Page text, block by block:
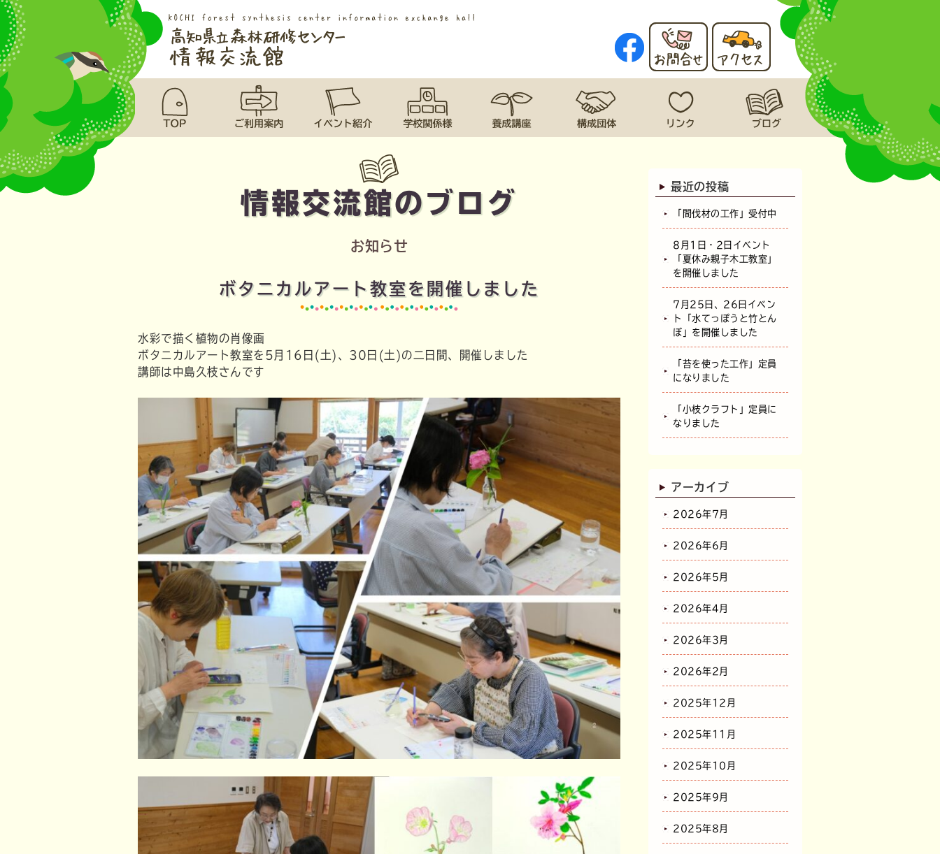
情報交流館のブログ
お知らせ
ボタニカルアート教室を開催しました
水彩で描く植物の肖像画
ボタニカルアート教室を5月16日(土)、30日(土)の二日間、開催しました
講師は中島久枝さんです
最近の投稿
「間伐材の工作」受付中
8月1日・2日イベント
「夏休み親子木工教室」
を開催しました
7月25日、26日イベン
ト「水てっぽうと竹とん
ぼ」を開催しました
「苔を使った工作」定員
になりました
「小枝クラフト」定員に
なりました
アーカイブ
2026年7月
2026年6月
2026年5月
2026年4月
2026年3月
2026年2月
2025年12月
2025年11月
2025年10月
2025年9月
2025年8月